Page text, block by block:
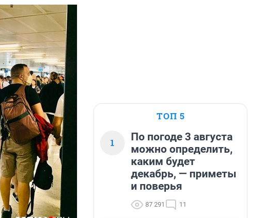
ТОП 5
1
По погоде 3 августа
можно определить,
каким будет
декабрь, — приметы
и поверья
87 291 11